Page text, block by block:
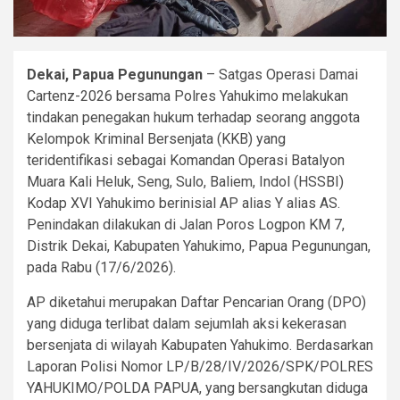
Dekai, Papua Pegunungan – Satgas Operasi Damai
Cartenz-2026 bersama Polres Yahukimo melakukan
tindakan penegakan hukum terhadap seorang anggota
Kelompok Kriminal Bersenjata (KKB) yang
teridentifikasi sebagai Komandan Operasi Batalyon
Muara Kali Heluk, Seng, Sulo, Baliem, Indol (HSSBI)
Kodap XVI Yahukimo berinisial AP alias Y alias AS.
Penindakan dilakukan di Jalan Poros Logpon KM 7,
Distrik Dekai, Kabupaten Yahukimo, Papua Pegunungan,
pada Rabu (17/6/2026).
AP diketahui merupakan Daftar Pencarian Orang (DPO)
yang diduga terlibat dalam sejumlah aksi kekerasan
bersenjata di wilayah Kabupaten Yahukimo. Berdasarkan
Laporan Polisi Nomor LP/B/28/IV/2026/SPK/POLRES
YAHUKIMO/POLDA PAPUA, yang bersangkutan diduga